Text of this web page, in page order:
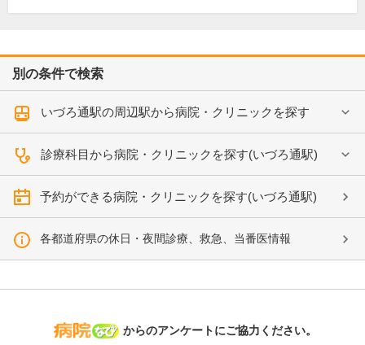
別の条件で検索
いづろ通駅の周辺駅から病院・クリニックを探す
診療科目から病院・クリニックを探す(いづろ通駅)
予約ができる病院・クリニックを探す(いづろ通駅)
各都道府県の休日・夜間診療、救急、当番医情報
病院なび
からのアンケートにご協力ください。